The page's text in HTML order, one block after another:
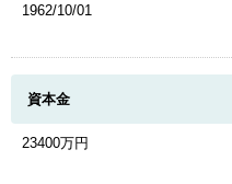
1962/10/01
資本金
23400万円